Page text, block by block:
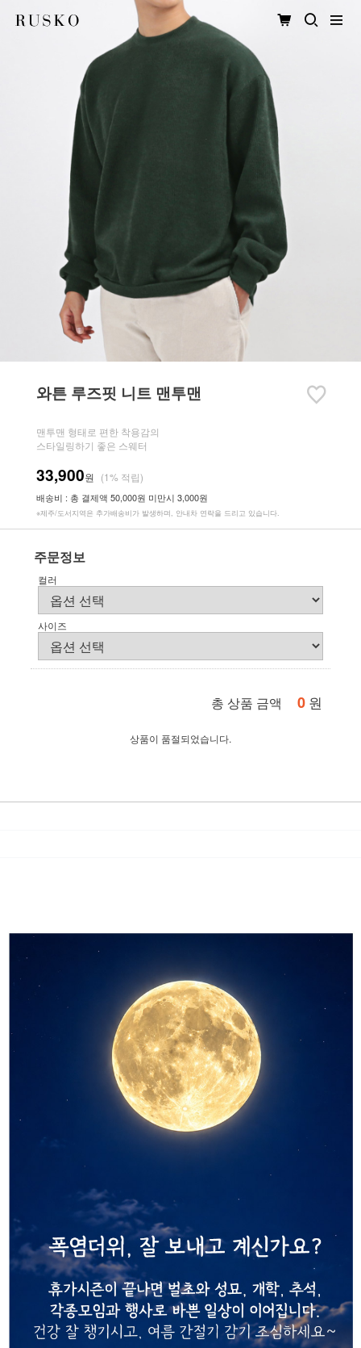
와튼 루즈핏 니트 맨투맨
맨투맨 형태로 편한 착용감의
스타일링하기 좋은 스웨터
33,900원 (1% 적립)
배송비 : 총 결제액 50,000원 미만시 3,000원
※제주/도서지역은 추가배송비가 발생하며, 안내차 연락을 드리고 있습니다.
주문정보
컬러
사이즈
총 상품 금액 0 원
상품이 품절되었습니다.